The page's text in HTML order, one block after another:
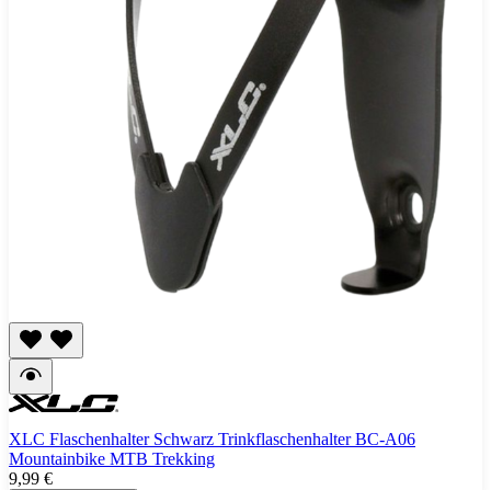
XLC Flaschenhalter Schwarz Trinkflaschenhalter BC-A06
Mountainbike MTB Trekking
9,99 €